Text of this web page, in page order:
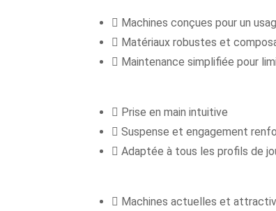
Machines conçues pour un
Matériaux robustes et
Maintenance simplifiée pour
Prise en main intuitive
Suspense et engagement
Adaptée à tous les profils de
Machines actuelles et